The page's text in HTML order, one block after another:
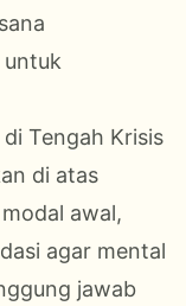
untuk
Tengah Krisis
di atas
awal,
agar mental
jawab